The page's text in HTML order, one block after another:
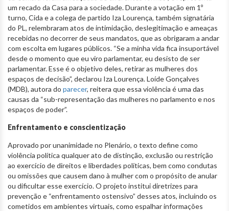
um recado da Casa para a sociedade. Durante a votação em 1º
turno, Cida e a colega de partido Iza Lourença, também signatária
do PL, relembraram atos de intimidação, deslegitimação e ameaças
recebidas no decorrer de seus mandatos, que as obrigaram a andar
com escolta em lugares públicos. “Se a minha vida fica insuportável
desde o momento que eu viro parlamentar, eu desisto de ser
parlamentar. Esse é o objetivo deles, retirar as mulheres dos
espaços de decisão”, declarou Iza Lourença. Loíde Gonçalves
(MDB), autora do parecer, reitera que essa violência é uma das
causas da “sub-representação das mulheres no parlamento e nos
espaços de poder”.
Enfrentamento e conscientização
Aprovado por unanimidade no Plenário, o texto define como
violência política qualquer ato de distinção, exclusão ou restrição
ao exercício de direitos e liberdades políticas, bem como condutas
ou omissões que causem dano à mulher com o propósito de anular
ou dificultar esse exercício. O projeto institui diretrizes para
prevenção e “enfrentamento ostensivo” desses atos, incluindo os
cometidos em ambientes virtuais, como espalhar informações